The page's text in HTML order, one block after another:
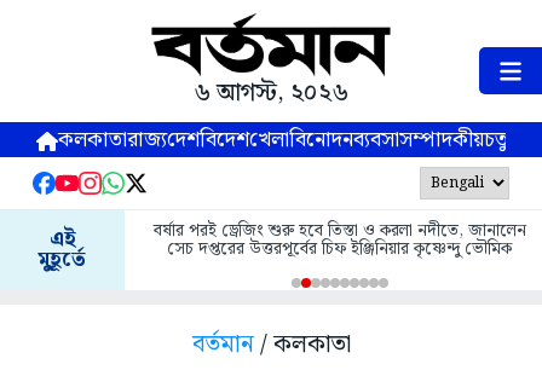
৬ আগস্ট, ২০২৬
কলকাতারাজ্যদেশবিদেশখেলাবিনোদনব্যবসাসম্পাদকীয়
এই
মুহূর্তে
বর্ষার পরই ড্রেজিং শুরু হবে তিস্তা ও করলা নদীতে, জানালেন
সেচ দপ্তরের উত্তরপূর্বের চিফ ইঞ্জিনিয়ার কৃষ্ণেন্দু ভৌমিক
বর্তমান/ কলকাতা